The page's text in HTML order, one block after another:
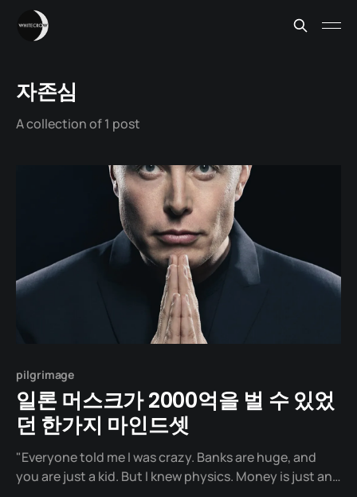
자존심
A collection of 1 post
pilgrimage
일론 머스크가 2000억을 벌 수 있었
던 한가지 마인드셋
"Everyone told me I was crazy. Banks are huge, and
you are just a kid. But I knew physics. Money is just an